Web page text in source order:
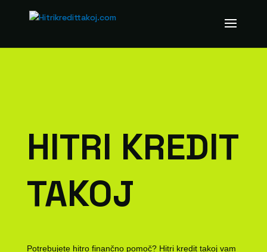
HITRI KREDIT
TAKOJ
Potrebujete hitro finančno pomoč? Hitri kredit takoj vam